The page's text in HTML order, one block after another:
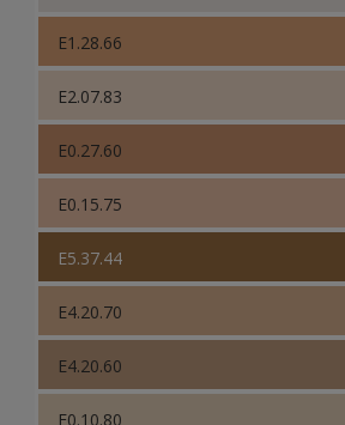
E1.28.66
E2.07.83
E0.27.60
E0.15.75
E5.37.44
E4.20.70
E4.20.60
F0.10.80